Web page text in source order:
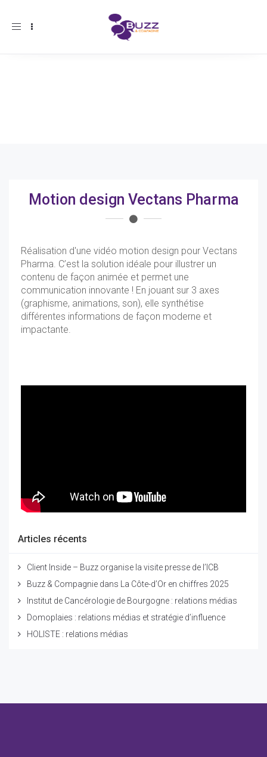
Toggle
Motion design Vectans Pharma
Réalisation d'une vidéo motion design pour Vectans
Pharma. C’est la solution idéale pour illustrer un
contenu de façon animée et permet une
communication innovante ! En jouant sur 3 axes
(graphisme, animations, son), elle synthétise
différentes informations de façon moderne et
impactante.
Articles récents
Client Inside – Buzz organise la visite presse de l’ICB
Buzz & Compagnie dans La Côte-d’Or en chiffres 2025
Institut de Cancérologie de Bourgogne : relations médias
Domoplaies : relations médias et stratégie d’influence
HOLISTE : relations médias